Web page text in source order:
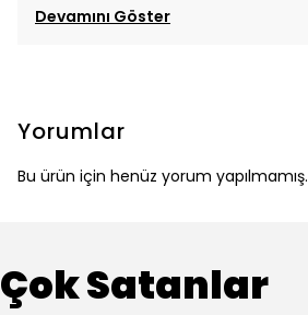
Devamını Göster
Yorumlar
Bu ürün için henüz yorum yapılmamış.
Çok Satanlar